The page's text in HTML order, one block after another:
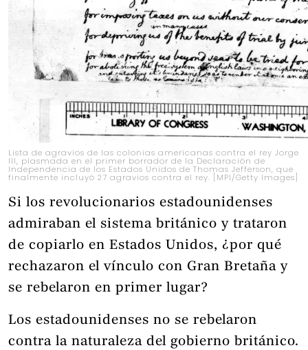
Lista de agravios de las colonias americanas contra el rey Jorge
III, plasmada en el primer borrador de la Declaración de
Independencia de los Estados Unidos de Thomas Jefferson, que
finalmente incluyó 27 agravios contra el rey. [MPI/Getty Images]
Si los revolucionarios estadounidenses
admiraban el sistema británico y trataron
de copiarlo en Estados Unidos, ¿por qué
rechazaron el vínculo con Gran Bretaña y
se rebelaron en primer lugar?
Los estadounidenses no se rebelaron
contra la naturaleza del gobierno británico.